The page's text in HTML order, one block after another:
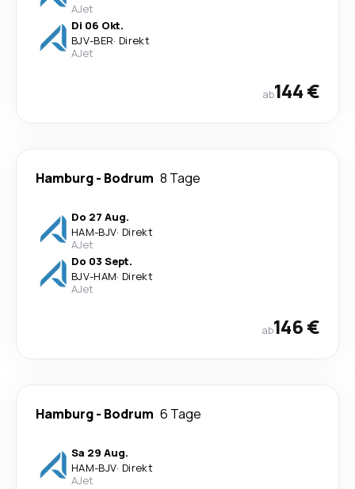
AJet
Di 06 Okt.
BJV-BER· Direkt
AJet
ab144 €
Hamburg- Bodrum 8 Tage
Do 27 Aug.
HAM-BJV· Direkt
AJet
Do 03 Sept.
BJV-HAM· Direkt
AJet
ab146 €
Hamburg- Bodrum 6 Tage
Sa 29 Aug.
HAM-BJV· Direkt
AJet